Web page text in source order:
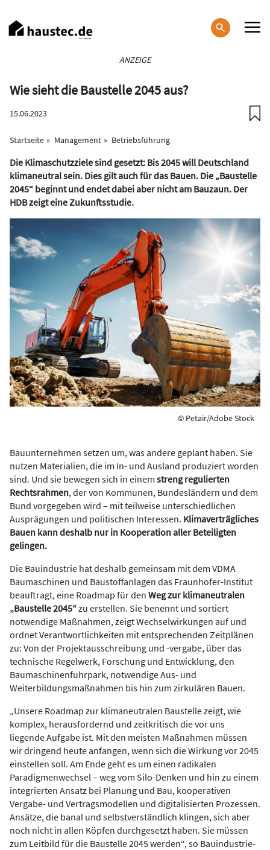
zum
Inhalt
ANZEIGE
Wie sieht die Baustelle 2045 aus?
15.06.2023
Startseite Management Betriebsführung
Die Klimaschutzziele sind gesetzt: Bis 2045 will Deutschland
klimaneutral sein. Dies gilt auch für das Bauen. Die „Baustelle
2045“ beginnt und endet dabei aber nicht am Bauzaun. Der
HDB zeigt eine Zukunftsstudie.
© Petair/Adobe Stock
Bauunternehmen setzen um, was andere geplant haben. Sie
nutzen Materialien, die im In- und Ausland produziert worden
sind. Und sie bewegen sich in einem streng regulierten
Rechtsrahmen, der von Kommunen, Bundesländern und dem
Bund vorgegeben wird – mit teilweise unterschiedlichen
Ausprägungen und politischen Interessen. Klimaverträgliches
Bauen kann deshalb nur in Kooperation aller Beteiligten
gelingen.
Die Bauindustrie hat deshalb gemeinsam mit dem VDMA
Baumaschinen und Baustoffanlagen das Fraunhofer-Institut
beauftragt, eine Roadmap für den Weg zur klimaneutralen
„Baustelle 2045“zu erstellen. Sie benennt und sortiert
notwendige Maßnahmen, zeigt Wechselwirkungen auf und
ordnet Verantwortlichkeiten mit entsprechenden Zeitplänen
zu: Von der Projektausschreibung und -vergabe, über das
technische Regelwerk, Forschung und Entwicklung, den
Baumaschinenfuhrpark, notwendige Aus- und
Weiterbildungsmaßnahmen bis hin zum zirkulären Bauen.
„Unsere Roadmap zur klimaneutralen Baustelle zeigt, wie
komplex, herausfordernd und zeitkritisch die vor uns
liegende Aufgabe ist. Mit den meisten Maßnahmen müssen
wir dringend heute anfangen, wenn sich die Wirkung vor 2045
einstellen soll. Am Ende geht es um einen radikalen
Paradigmenwechsel – weg vom Silo-Denken und hin zu einem
integrierten Ansatz bei Planung und Bau, kooperativen
Vergabe- und Vertragsmodellen und digitalisierten Prozessen.
Ansätze, die banal und selbstverständlich klingen, sich aber
noch nicht in allen Köpfen durchgesetzt haben. Sie müssen
zum Leitbild für die Baustelle 2045 werden“, so Bauindustrie-